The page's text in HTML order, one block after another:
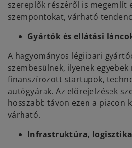
szereplők részéről is megemlít
szempontokat, várható
Gyártók és ellátási
A hagyományos légiipari
szembesülnek, ilyenek
finanszírozott startupok,
autógyárak. Az előrejelzések
hosszabb távon ezen a piacon
várható.
Infrastruktúra, logisztika